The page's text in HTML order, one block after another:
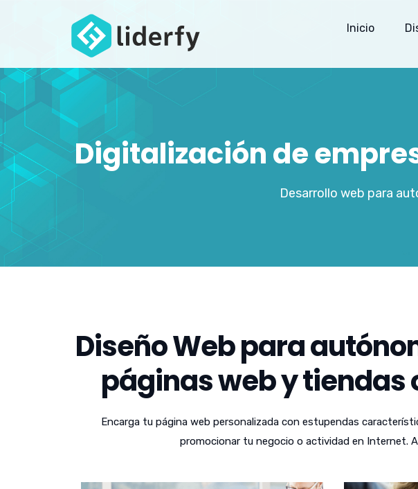
Inicio
Digitalización de
Desarrollo web para
Diseño Web para
páginas web y tiendas
Encarga tu página web personalizada con estupendas
promocionar tu negocio o actividad en Internet.